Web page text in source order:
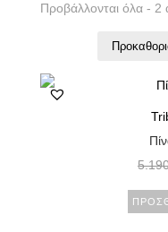
Προβάλλονται όλα - 2